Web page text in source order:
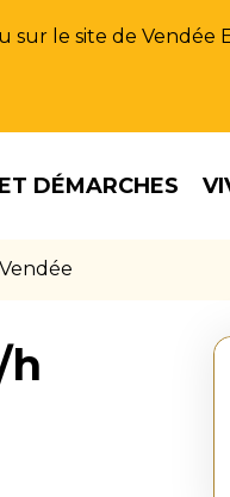
sur le site de Vendée
DÉMARCHES
h